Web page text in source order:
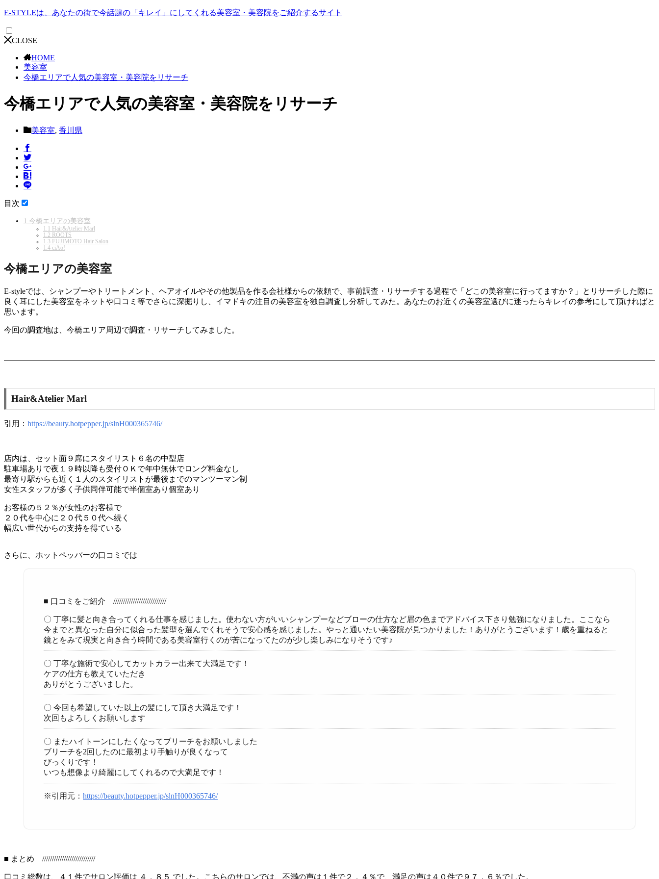
E-STYLEは、あなたの街で今話題の「キレイ」にしてくれる美容室・美容院をご紹介するサイト
CLOSE
HOME
美容室
今橋エリアで人気の美容室・美容院をリサーチ
今橋エリアで人気の美容室・美容院をリサーチ
美容室, 香川県
目次
1 今橋エリアの美容室
1.1 Hair&Atelier Marl
1.2 ROOTS
1.3 FUJIMOTO Hair Salon
1.4 ciAo!
今橋エリアの美容室
E-styleでは、シャンプーやトリートメント、ヘアオイルやその他製品を作る会社様からの依頼で、事前調査・リサーチする過程で「どこの美容室に行ってますか？」とリサーチした際に
良く耳にした美容室をネットや口コミ等でさらに深掘りし、イマドキの注目の美容室を独自調査し分析してみた。あなたのお近くの美容室選びに迷ったらキレイの参考にして頂ければと
思います。
今回の調査地は、今橋エリア周辺で調査・リサーチしてみました。
Hair&Atelier Marl
引用： https://beauty.hotpepper.jp/slnH000365746/
店内は、セット面９席にスタイリスト６名の中型店
駐車場ありで夜１９時以降も受付ＯＫで年中無休でロング料金なし
最寄り駅からも近く１人のスタイリストが最後までのマンツーマン制
女性スタッフが多く子供同伴可能で半個室あり個室あり
お客様の５２％が女性のお客様で
２０代を中心に２０代５０代へ続く
幅広い世代からの支持を得ている
さらに、ホットペッパーの口コミでは
■ 口コミをご紹介 ///////////////////////////
〇 丁寧に髪と向き合ってくれる仕事を感じました。使わない方がいいシャンプーなどブローの仕方など眉の色までアドバイス下さり勉強になりました。ここなら
今までと異なった自分に似合った髪型を選んでくれそうで安心感を感じました。やっと通いたい美容院が見つかりました！ありがとうございます！歳を重ねると
鏡とをみて現実と向き合う時間である美容室行くのが苦になってたのが少し楽しみになりそうです♪
〇 丁寧な施術で安心してカットカラー出来て大満足です！
ケアの仕方も教えていただき
ありがとうございました。
〇 今回も希望していた以上の髪にして頂き大満足です！
次回もよろしくお願いします
〇 またハイトーンにしたくなってブリーチをお願いしました
ブリーチを2回したのに最初より手触りが良くなって
びっくりです！
いつも想像より綺麗にしてくれるので大満足です！
※引用元： https://beauty.hotpepper.jp/slnH000365746/
■ まとめ ///////////////////////////
口コミ総数は、４１件でサロン評価は ４．８５ でした。こちらのサロンでは、不満の声は１件で２．４％で、満足の声は４０件で９７．６％でした。